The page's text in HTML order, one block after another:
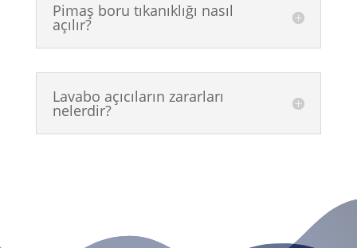
Pimaş boru tıkanıklığı nasıl
açılır?
Lavabo açıcıların zararları
nelerdir?